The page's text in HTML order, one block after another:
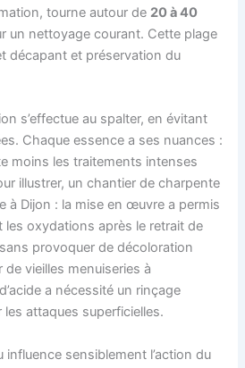
tourne autour de 20 à 40
un nettoyage courant. Cette plage
décapant et préservation du
s’effectue au spalter, en évitant
Chaque essence a ses nuances :
moins les traitements intenses
illustrer, un chantier de charpente
à Dijon : la mise en œuvre a permis
les oxydations après le retrait de
provoquer de décoloration
de vieilles menuiseries à
a nécessité un rinçage
attaques superficielles.
influence sensiblement l’action du